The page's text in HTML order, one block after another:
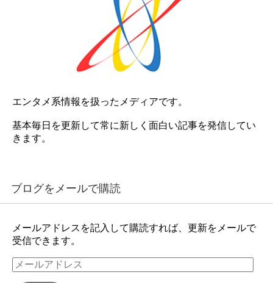
エンタメ系情報を扱ったメディアです。
基本毎日を更新して常に新しく面白い記事を発信してい
きます。
ブログをメールで購読
メールアドレスを記入して購読すれば、更新をメールで
受信できます。
メ
ー